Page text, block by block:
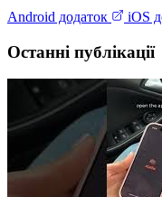
Android додаток iOS
Останні публікації